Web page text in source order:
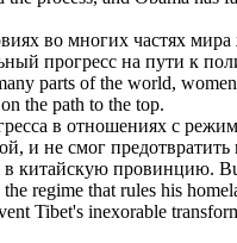
во многих частях
прогресс на пути к
parts of the world,
on the path to the top.
в отношениях с
и не смог
в китайскую провинцию.
regime that rules his
Tibet's inexorable